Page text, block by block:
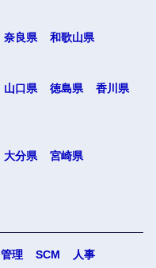
奈良県 和歌山県
山口県 徳島県
香川県
大分県
宮崎県
管理 SCM
人事